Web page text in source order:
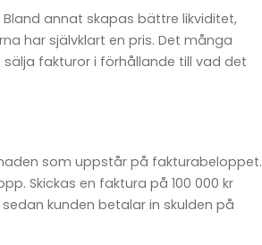
annat skapas bättre likviditet,
har självklart en pris. Det många
fakturor i förhållande till vad det
som uppstår på fakturabeloppet.
Skickas en faktura på 100 000 kr
kunden betalar in skulden på